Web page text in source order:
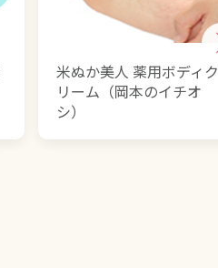
米ぬか美人 薬用ボディク
リーム（岡本のイチオ
シ）